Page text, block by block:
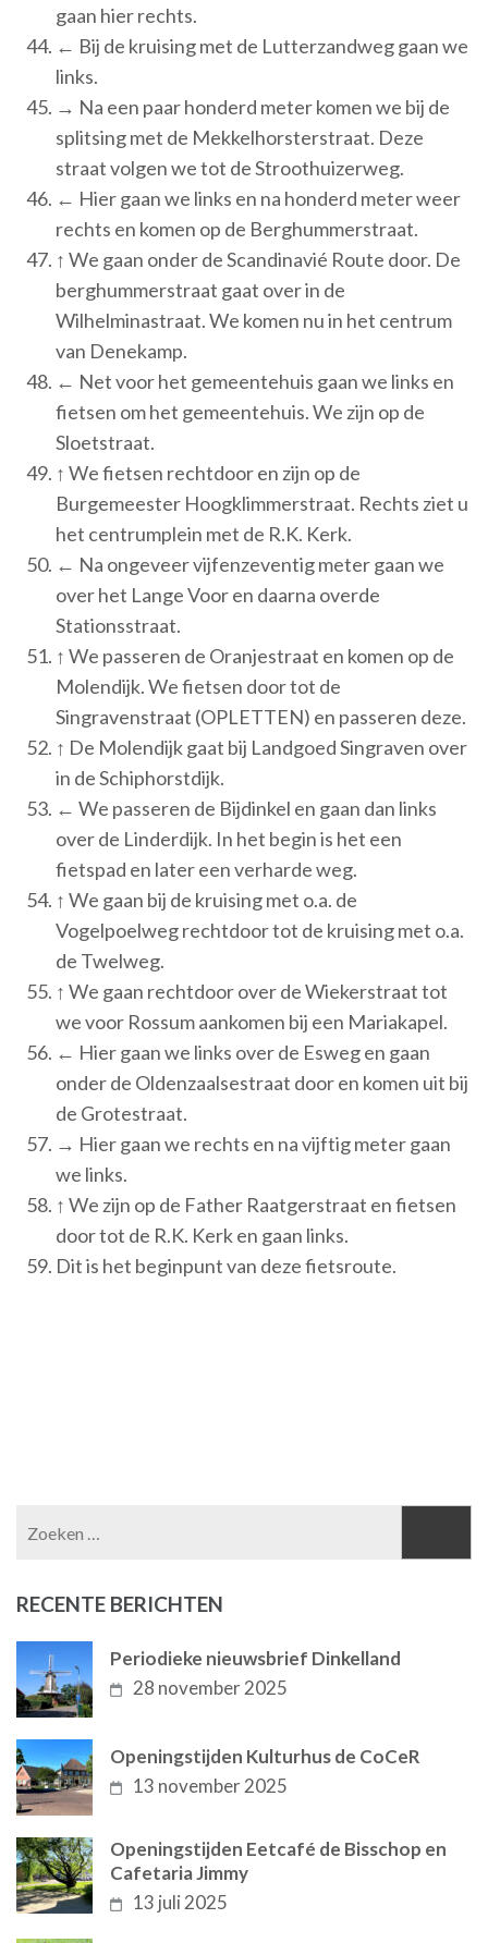
gaan hier rechts.
← Bij de kruising met de Lutterzandweg gaan we
links.
→ Na een paar honderd meter komen we bij de
splitsing met de Mekkelhorsterstraat. Deze
straat volgen we tot de Stroothuizerweg.
← Hier gaan we links en na honderd meter weer
rechts en komen op de Berghummerstraat.
↑ We gaan onder de Scandinavié Route door. De
berghummerstraat gaat over in de
Wilhelminastraat. We komen nu in het centrum
van Denekamp.
← Net voor het gemeentehuis gaan we links en
fietsen om het gemeentehuis. We zijn op de
Sloetstraat.
↑ We fietsen rechtdoor en zijn op de
Burgemeester Hoogklimmerstraat. Rechts ziet u
het centrumplein met de R.K. Kerk.
← Na ongeveer vijfenzeventig meter gaan we
over het Lange Voor en daarna overde
Stationsstraat.
↑ We passeren de Oranjestraat en komen op de
Molendijk. We fietsen door tot de
Singravenstraat (OPLETTEN) en passeren deze.
↑ De Molendijk gaat bij Landgoed Singraven over
in de Schiphorstdijk.
← We passeren de Bijdinkel en gaan dan links
over de Linderdijk. In het begin is het een
fietspad en later een verharde weg.
↑ We gaan bij de kruising met o.a. de
Vogelpoelweg rechtdoor tot de kruising met o.a.
de Twelweg.
↑ We gaan rechtdoor over de Wiekerstraat tot
we voor Rossum aankomen bij een Mariakapel.
← Hier gaan we links over de Esweg en gaan
onder de Oldenzaalsestraat door en komen uit bij
de Grotestraat.
→ Hier gaan we rechts en na vijftig meter gaan
we links.
↑ We zijn op de Father Raatgerstraat en fietsen
door tot de R.K. Kerk en gaan links.
Dit is het beginpunt van deze fietsroute.
RECENTE BERICHTEN
Periodieke nieuwsbrief Dinkelland
28 november 2025
Openingstijden Kulturhus de CoCeR
13 november 2025
Openingstijden Eetcafé de Bisschop en
Cafetaria Jimmy
13 juli 2025